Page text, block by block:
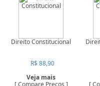
Direito Constitucional
R$ 88,90
Veja mais
[ Compare Preços ]
[